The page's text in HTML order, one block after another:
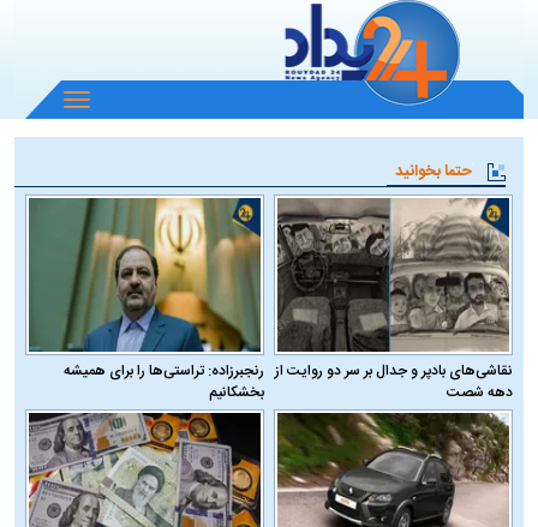
باز
و
منو
حتما بخوانید
نقاشی‌های بادپر و جدال بر سر دو روایت از
دهه شصت
رنجبرزاده: تراستی‌ها را برای همیشه
بخشکانیم